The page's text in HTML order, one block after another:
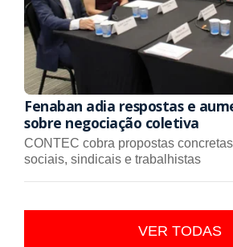
Fenaban adia respostas e
sobre negociação coletiva
CONTEC cobra propostas
sociais, sindicais e trabalhistas
VER TODAS